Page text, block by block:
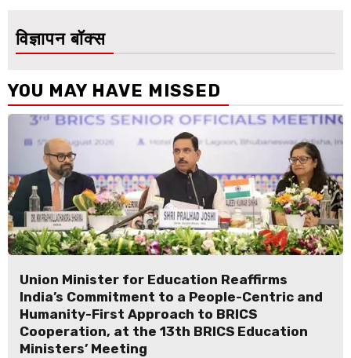
विज्ञापन बॉक्स
YOU MAY HAVE MISSED
Union Minister for Education Reaffirms
India’s Commitment to a People-Centric and
Humanity-First Approach to BRICS
Cooperation, at the 13th BRICS Education
Ministers’ Meeting